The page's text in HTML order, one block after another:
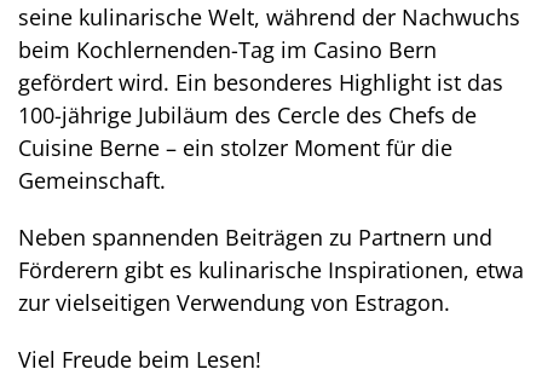
seine kulinarische Welt, während der Nachwuchs
beim Kochlernenden-Tag im Casino Bern
gefördert wird. Ein besonderes Highlight ist das
100-jährige Jubiläum des Cercle des Chefs de
Cuisine Berne – ein stolzer Moment für die
Gemeinschaft.
Neben spannenden Beiträgen zu Partnern und
Förderern gibt es kulinarische Inspirationen, etwa
zur vielseitigen Verwendung von Estragon.
Viel Freude beim Lesen!